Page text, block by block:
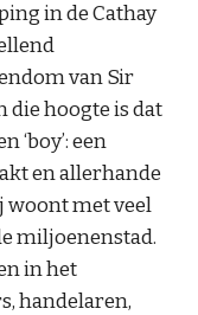
in de Cathay
van Sir
die hoogte is dat
‘boy’: een
en allerhande
woont met veel
miljoenenstad.
in het
handelaren,